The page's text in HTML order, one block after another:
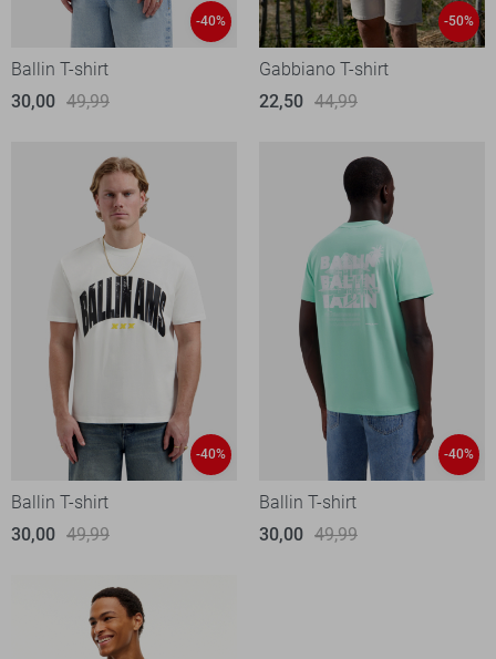
-40%
Ballin T-shirt
30,00 49,99
-50%
Gabbiano T-shirt
22,50 44,99
-40%
Ballin T-shirt
30,00 49,99
-40%
Ballin T-shirt
30,00 49,99